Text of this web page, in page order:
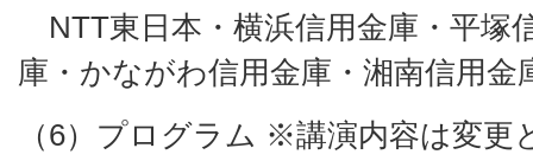
NTT東日本・横浜信用金庫・平塚
庫・かながわ信用金庫・湘南信用金
（6）プログラム ※講演内容は変更